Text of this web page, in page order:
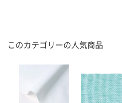
このカテゴリーの人気商品